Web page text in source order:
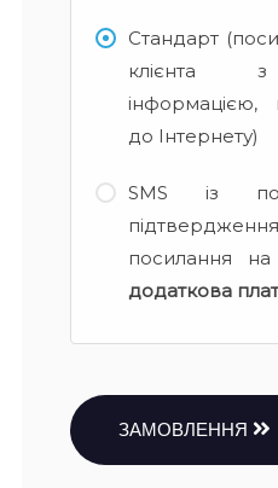
Стандарт
клієнта з
інформацією,
до Інтернету)
SMS із
посилання на
додаткова
ЗАМОВЛЕННЯ